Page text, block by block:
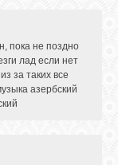
пока не поздно
лад если нет
за таких все
азербский